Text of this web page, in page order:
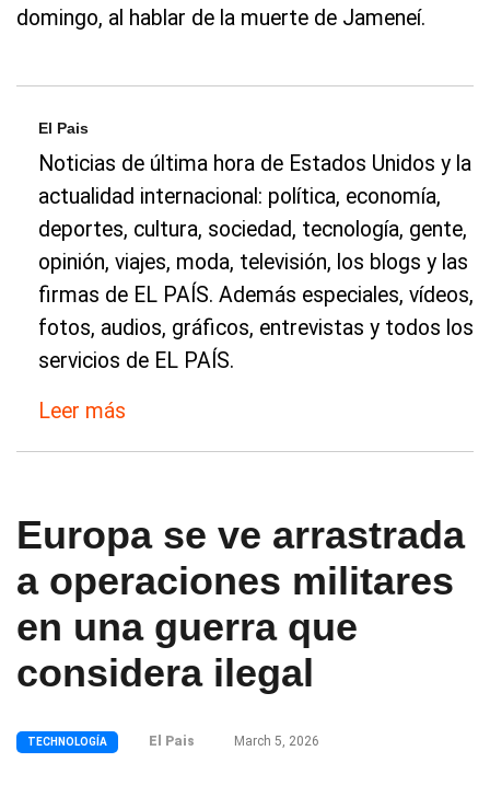
domingo, al hablar de la muerte de Jameneí.
El Pais
Noticias de última hora de Estados Unidos y la
actualidad internacional: política, economía,
deportes, cultura, sociedad, tecnología, gente,
opinión, viajes, moda, televisión, los blogs y las
firmas de EL PAÍS. Además especiales, vídeos,
fotos, audios, gráficos, entrevistas y todos los
servicios de EL PAÍS.
Leer más
Europa se ve arrastrada
a operaciones militares
en una guerra que
considera ilegal
TECHNOLOGÍA El Pais March 5, 2026